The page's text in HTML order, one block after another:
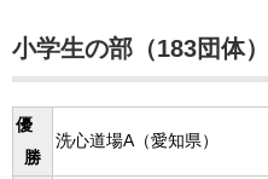
小学生の部（183団体）
優
勝
洗心道場A（愛知県）